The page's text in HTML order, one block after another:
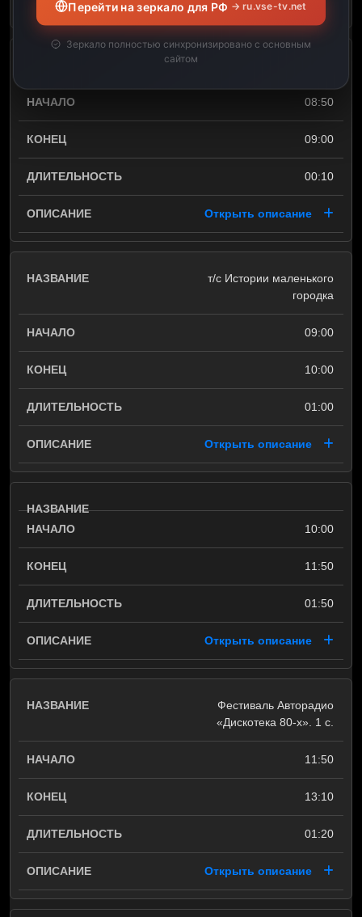
м/ф Сборник мультфильмов
08:50
09:00
00:10
Открыть описание
т/с Истории маленького
городка
09:00
10:00
01:00
Открыть описание
10:00
11:50
01:50
Открыть описание
Фестиваль Авторадио
«Дискотека 80-х». 1 с.
11:50
13:10
01:20
Открыть описание
Перейти на зеркало для РФ → ru.vse-tv.net
Зеркало полностью синхронизировано с основным
сайтом